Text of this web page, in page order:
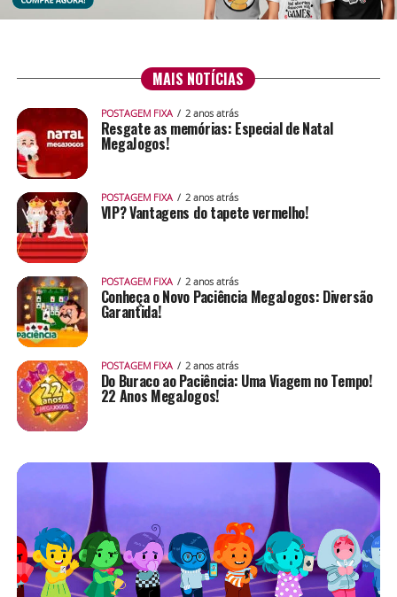
MAIS NOTÍCIAS
POSTAGEM FIXA 2 anos atrás
Resgate as memórias: Especial de Natal
MegaJogos!
POSTAGEM FIXA 2 anos atrás
VIP? Vantagens do tapete vermelho!
POSTAGEM FIXA 2 anos atrás
Conheça o Novo Paciência MegaJogos: Diversão
Garantida!
POSTAGEM FIXA 2 anos atrás
Do Buraco ao Paciência: Uma Viagem no Tempo!
22 Anos MegaJogos!